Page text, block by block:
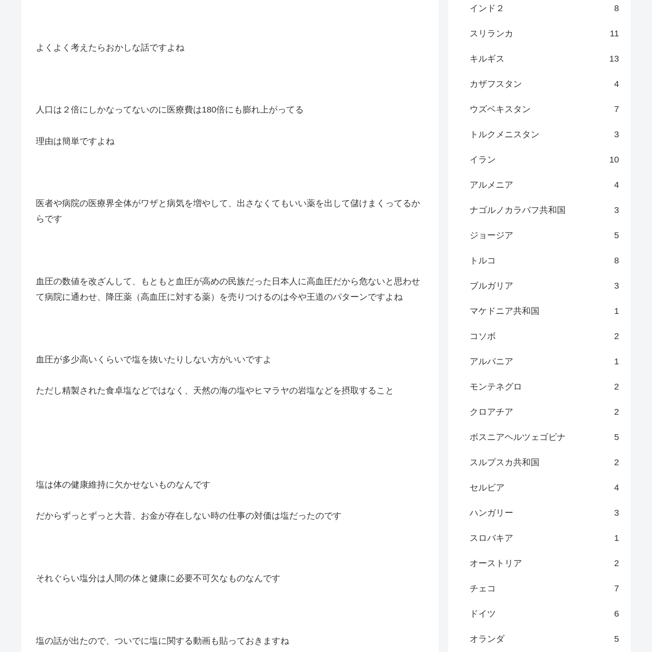
よくよく考えたらおかしな話ですよね
人口は２倍にしかなってないのに医療費は180倍にも膨れ上がってる
理由は簡単ですよね
医者や病院の医療界全体がワザと病気を増やして、出さなくてもいい薬を出して儲けまくってるか
らです
血圧の数値を改ざんして、もともと血圧が高めの民族だった日本人に高血圧だから危ないと思わせ
て病院に通わせ、降圧薬（高血圧に対する薬）を売りつけるのは今や王道のパターンですよね
血圧が多少高いくらいで塩を抜いたりしない方がいいですよ
ただし精製された食卓塩などではなく、天然の海の塩やヒマラヤの岩塩などを摂取すること
塩は体の健康維持に欠かせないものなんです
だからずっとずっと大昔、お金が存在しない時の仕事の対価は塩だったのです
それぐらい塩分は人間の体と健康に必要不可欠なものなんです
塩の話が出たので、ついでに塩に関する動画も貼っておきますね
インド２ 8
スリランカ 11
キルギス 13
カザフスタン 4
ウズベキスタン 7
トルクメニスタン 3
イラン 10
アルメニア 4
ナゴルノカラバフ共和国 3
ジョージア 5
トルコ 8
ブルガリア 3
マケドニア共和国 1
コソボ 2
アルバニア 1
モンテネグロ 2
クロアチア 2
ボスニアヘルツェゴビナ 5
スルプスカ共和国 2
セルビア 4
ハンガリー 3
スロバキア 1
オーストリア 2
チェコ 7
ドイツ 6
オランダ 5